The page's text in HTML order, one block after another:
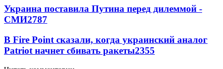
Украина поставила Путина перед дилеммой -
СМИ2787
В Fire Point сказали, когда украинский аналог
Patriot начнет сбивать ракеты2355